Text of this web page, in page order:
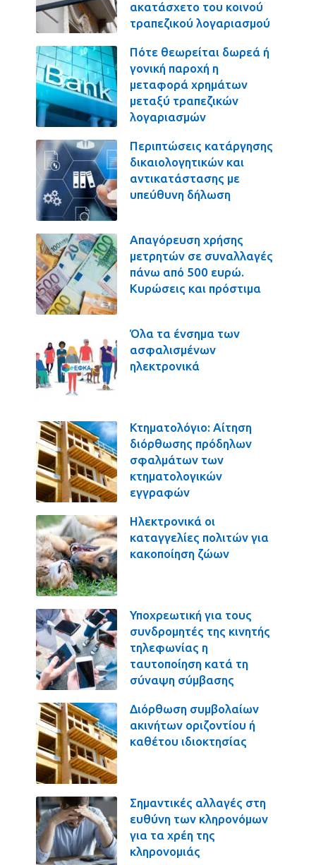
ακατάσχετο του κοινού
τραπεζικού λογαριασμού
Πότε θεωρείται δωρεά ή
γονική παροχή η
μεταφορά χρημάτων
μεταξύ τραπεζικών
λογαριασμών
Περιπτώσεις κατάργησης
δικαιολογητικών και
αντικατάστασης με
υπεύθυνη δήλωση
Απαγόρευση χρήσης
μετρητών σε συναλλαγές
πάνω από 500 ευρώ.
Κυρώσεις και πρόστιμα
Όλα τα ένσημα των
ασφαλισμένων
ηλεκτρονικά
Κτηματολόγιο: Αίτηση
διόρθωσης πρόδηλων
σφαλμάτων των
κτηματολογικών
εγγραφών
Ηλεκτρονικά οι
καταγγελίες πολιτών για
κακοποίηση ζώων
Υποχρεωτική για τους
συνδρομητές της κινητής
τηλεφωνίας η
ταυτοποίηση κατά τη
σύναψη σύμβασης
Διόρθωση συμβολαίων
ακινήτων οριζοντίου ή
καθέτου ιδιοκτησίας
Σημαντικές αλλαγές στη
ευθύνη των κληρονόμων
για τα χρέη της
κληρονομιάς